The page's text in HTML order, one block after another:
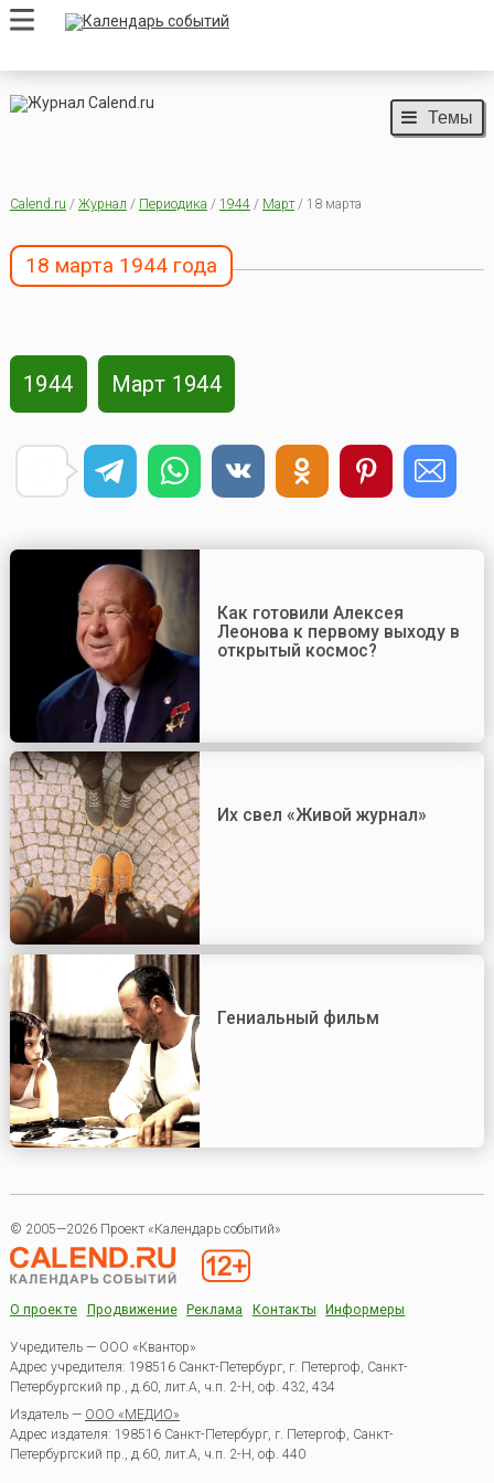
Темы
Calend.ru / Журнал / Периодика / 1944/ Март/ 18 марта
18 марта 1944 года
1944 Март 1944
Как готовили Алексея
Леонова к первому выходу в
открытый космос?
Их свел «Живой журнал»
Гениальный фильм
© 2005—2026 Проект «Календарь событий»
О проекте Продвижение Реклама Контакты Информеры
Учредитель — ООО «Квантор»
Адрес учредителя: 198516 Санкт-Петербург, г. Петергоф, Санкт-
Петербургский пр., д.60, лит.А, ч.п. 2-Н, оф. 432, 434
Издатель — ООО «МЕДИО»
Адрес издателя: 198516 Санкт-Петербург, г. Петергоф, Санкт-
Петербургский пр., д.60, лит.А, ч.п. 2-Н, оф. 440